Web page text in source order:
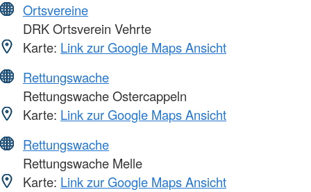
Ortsvereine
DRK Ortsverein Vehrte
Karte: Link zur Google Maps Ansicht
Rettungswache
Rettungswache Ostercappeln
Karte: Link zur Google Maps Ansicht
Rettungswache
Rettungswache Melle
Karte: Link zur Google Maps Ansicht